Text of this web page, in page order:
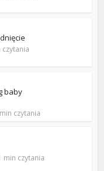
czytania
baby
czytania
min czytania